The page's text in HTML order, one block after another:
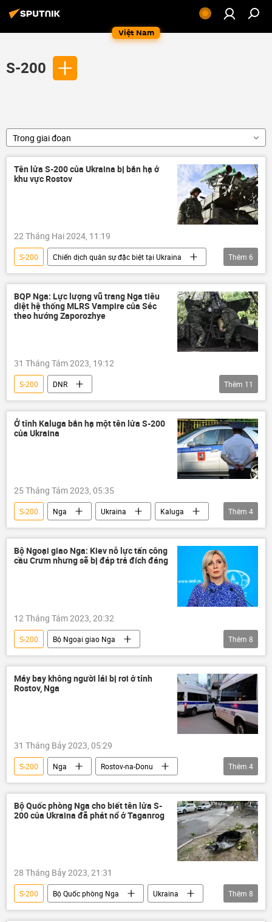
Việt Nam
S-200
Trong giai đoạn
Tên lửa S-200 của Ukraina bị bắn hạ ở
khu vực Rostov
22 Tháng Hai 2024, 11:19
S-200
Chiến dịch quân sự đặc biệt tại Ukraina
Ukraina
Nga
Thế giới
Rostov-na-Donu
Bộ Quốc phòng Nga
UAV
Thêm 6
BQP Nga: Lực lượng vũ trang Nga tiêu
diệt hệ thống MLRS Vampire của Séc
theo hướng Zaporozhye
31 Tháng Tám 2023, 19:12
S-200
DNR
Chiến dịch quân sự đặc biệt tại Ukraina
Ukraina
Cuộc khủng hoảng ở Ukraina
Nga
Sáp nhập DNR, LNR, Zaporozhye và Kherson vào Nga
Zaporozhye
Kherson
Bộ Quốc phòng Nga
Thêm 11
Ở tỉnh Kaluga bắn hạ một tên lửa S-200
của Ukraina
25 Tháng Tám 2023, 05:35
S-200 Nga Ukraina
Kaluga
tên lửa
Thời sự
tấn công
Thế giới
Thêm 4
Bộ Ngoại giao Nga: Kiev nỗ lực tấn công
cầu Crưm nhưng sẽ bị đáp trả đích đáng
12 Tháng Tám 2023, 20:32
S-200
Bộ Ngoại giao Nga
Maria Zakharova
Chiến dịch quân sự đặc biệt tại Ukraina
tấn công
Thế giới
Thêm 8
Máy bay không người lái bị rơi ở tỉnh
Rostov, Nga
31 Tháng Bảy 2023, 05:29
S-200 Nga
Rostov-na-Donu
UAV
Thế giới
Thời sự
Ukraina
Cuộc khủng hoảng ở Ukraina
Thêm 4
Bộ Quốc phòng Nga cho biết tên lửa S-
200 của Ukraina đã phát nổ ở Taganrog
28 Tháng Bảy 2023, 21:31
S-200 Bộ Quốc phòng Nga
Ukraina
Cuộc khủng hoảng ở Ukraina
tên lửa
Thêm 8